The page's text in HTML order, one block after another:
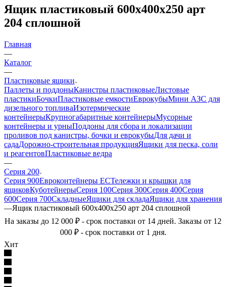
Ящик пластиковый 600х400х250 арт
204 сплошной
Главная
—
Каталог
—
Пластиковые ящики
Паллеты и поддоныКанистры пластиковыеЛистовые
пластикиБочкиПластиковые емкостиЕврокубыМини АЗС для
дизельного топливаИзотермические
контейнерыКрупногабаритные контейнерыМусорные
контейнеры и урныПоддоны для сбора и локализации
проливов под канистры, бочки и еврокубыДля дачи и
садаДорожно-строительная продукцияЯщики для песка, соли
и реагентовПластиковые ведра
—
Серия 200
Серия 900Евроконтейнеры ЕСТележки и крышки для
ящиковКуботейнерыСерия 100Серия 300Серия 400Серия
600Серия 700СкладныеЯщики для складаЯщики для хранения
—Ящик пластиковый 600х400х250 арт 204 сплошной
На заказы до 12 000 ₽ - срок поставки от 14 дней. Заказы от 12
000 ₽ - срок поставки от 1 дня.
Хит